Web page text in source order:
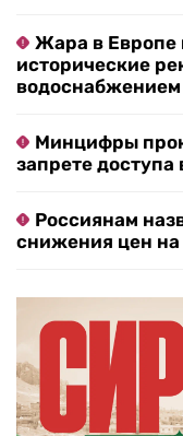
Жара в Европе
исторические
водоснабжением
Минцифры
запрете доступа
Россиянам
снижения цен